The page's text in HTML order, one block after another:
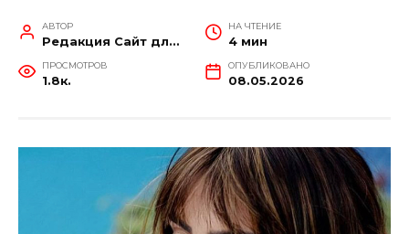
АВТОР
Редакция Сайт для женщин
НА ЧТЕНИЕ
4 мин
ПРОСМОТРОВ
1.8к.
ОПУБЛИКОВАНО
08.05.2026